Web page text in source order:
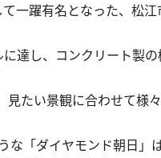
一躍有名となった、松
達し、コンクリート製
たい景観に合わせて様
「ダイヤモンド朝日」